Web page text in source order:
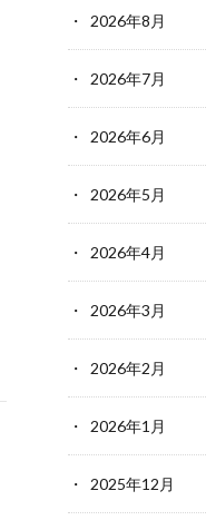
2026年8月
2026年7月
2026年6月
2026年5月
2026年4月
2026年3月
2026年2月
2026年1月
2025年12月